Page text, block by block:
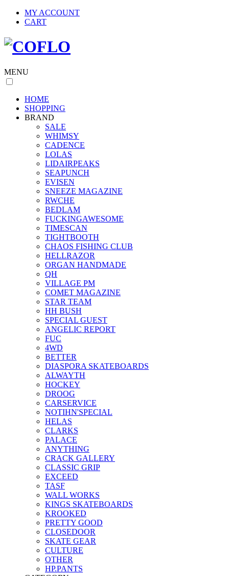
MY ACCOUNT
CART
MENU
HOME
SHOPPING
BRAND
SALE
WHIMSY
CADENCE
LOLAS
LIDAIRPEAKS
SEAPUNCH
EVISEN
SNEEZE MAGAZINE
RWCHE
BEDLAM
FUCKINGAWESOME
TIMESCAN
TIGHTBOOTH
CHAOS FISHING CLUB
HELLRAZOR
ORGAN HANDMADE
QH
VILLAGE PM
COMET MAGAZINE
STAR TEAM
HH BUSH
SPECIAL GUEST
ANGELIC REPORT
FUC
4WD
BETTER
DIASPORA SKATEBOARDS
ALWAYTH
HOCKEY
DROOG
CARSERVICE
NOTIHN'SPECIAL
HELAS
CLARKS
PALACE
ANYTHING
CRACK GALLERY
CLASSIC GRIP
EXCEED
TASF
WALL WORKS
KINGS SKATEBOARDS
KROOKED
PRETTY GOOD
CLOSEDOOR
SKATE GEAR
CULTURE
OTHER
HP.PANTS